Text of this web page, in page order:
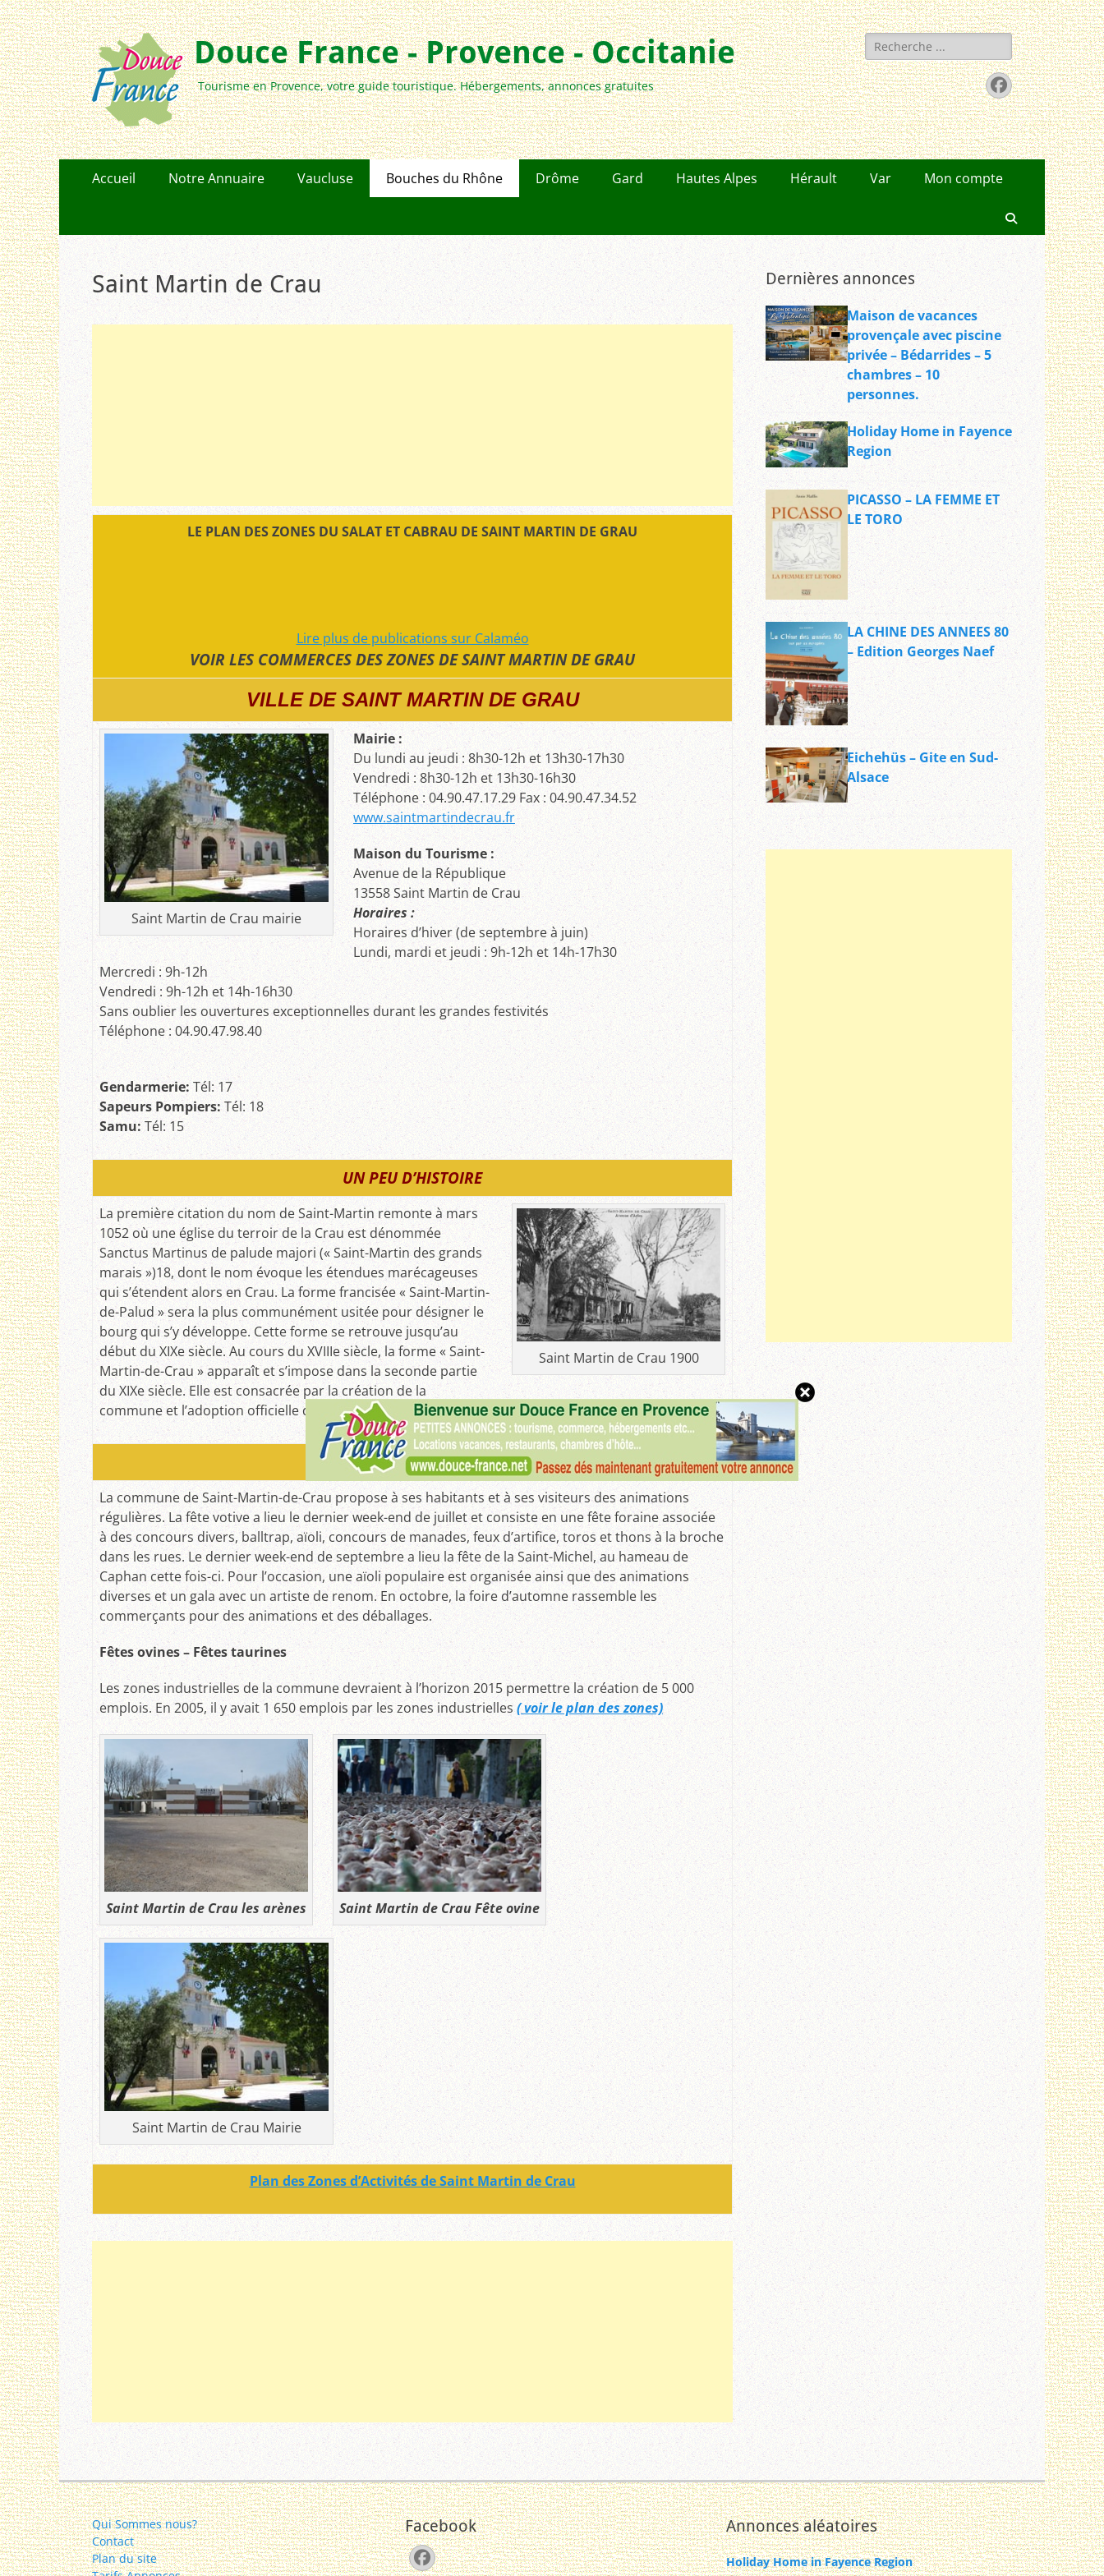
Douce France - Provence - Occitanie
Tourisme en Provence, votre guide touristique. Hébergements, annonces gratuites
Rechercher :
Facebook
Menu
Accueil Notre Annuaire Vaucluse Bouches du Rhône Drôme Gard Hautes Alpes Hérault Var Mon compte
Recherche
Saint Martin de Crau
LE PLAN DES ZONES DU SALAT ET CABRAU DE SAINT MARTIN DE GRAU
Lire plus de publications sur Calaméo
VOIR LES COMMERCES DES ZONES DE SAINT MARTIN DE GRAU
VILLE DE SAINT MARTIN DE GRAU
Saint Martin de Crau mairie
Mairie :
Du lundi au jeudi : 8h30-12h et 13h30-17h30
Vendredi : 8h30-12h et 13h30-16h30
Téléphone : 04.90.47.17.29 Fax : 04.90.47.34.52
www.saintmartindecrau.fr
Maison du Tourisme :
Avenue de la République
13558 Saint Martin de Crau
Horaires :
Horaires d’hiver (de septembre à juin)
Lundi, mardi et jeudi : 9h-12h et 14h-17h30
Mercredi : 9h-12h
Vendredi : 9h-12h et 14h-16h30
Sans oublier les ouvertures exceptionnelles durant les grandes festivités
Téléphone : 04.90.47.98.40
Gendarmerie:Tél: 17
Sapeurs Pompiers:Tél: 18
Samu:Tél: 15
UN PEU D’HISTOIRE
Saint Martin de Crau 1900
La première citation du nom de Saint-Martin remonte à mars
1052 où une église du terroir de la Crau est dénommée
Sanctus Martinus de palude majori (« Saint-Martin des grands
marais »)18, dont le nom évoque les étendues marécageuses
qui s’étendent alors en Crau. La forme francisée « Saint-Martin-
de-Palud » sera la plus communément usitée pour désigner le
bourg qui s’y développe. Cette forme se retrouve jusqu’au
début du XIXe siècle. Au cours du XVIIIe siècle, la forme « Saint-
Martin-de-Crau » apparaît et s’impose dans la seconde partie
du XIXe siècle. Elle est consacrée par la création de la
commune et l’adoption officielle de son nom en 1925.
A visiter :
La commune de Saint-Martin-de-Crau propose à ses habitants et à ses visiteurs des animations
régulières. La fête votive a lieu le dernier week-end de juillet et consiste en une fête foraine associée
à des concours divers, balltrap, aïoli, concours de manades, feux d’artifice, toros et thons à la broche
dans les rues. Le dernier week-end de septembre a lieu la fête de la Saint-Michel, au hameau de
Caphan cette fois-ci. Pour l’occasion, une aïoli populaire est organisée ainsi que des animations
diverses et un gala avec un artiste de renom. En octobre, la foire d’automne rassemble les
commerçants pour des animations et des déballages.
Fêtes ovines – Fêtes taurines
Les zones industrielles de la commune devraient à l’horizon 2015 permettre la création de 5 000
emplois. En 2005, il y avait 1 650 emplois par les zones industrielles( voir le plan des zones)
Saint Martin de Crau les arènes Saint Martin de Crau Fête ovine
Saint Martin de Crau Mairie
Plan des Zones d’Activités de Saint Martin de Crau
Dernières annonces
Maison de vacances
provençale avec piscine
privée – Bédarrides – 5
chambres – 10
personnes.
Holiday Home in Fayence
Region
PICASSO – LA FEMME ET
LE TORO
LA CHINE DES ANNEES 80
– Edition Georges Naef
Eichehüs – Gite en Sud-
Alsace
Qui Sommes nous?
Contact
Plan du site
Facebook
Facebook
Annonces aléatoires
Holiday Home in Fayence Region